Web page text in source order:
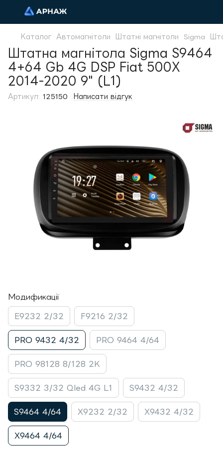
Каталог Автомагнітоли Штатні магнітоли Sigma
Штатна магнітола Sigma S9464
4+64 Gb 4G DSP Fiat 500X
2014-2020 9" (L1)
Артикул: 125150 Написати відгук
Модификації
E9232 2/32 F9216 2/32
PRO 9432 4/32 PRO 9464 4/64
PRO 98128 8/128 2K
S9332 3/32 Qled 4G L1 S9432 4/32
S9464 4/64 X9232 2/32 X9432 4/32
X9464 4/64